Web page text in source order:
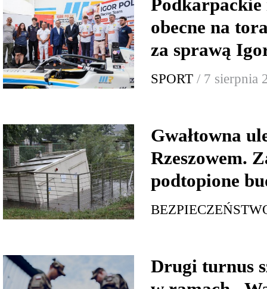
Podkarpackie
obecne na
za sprawą
SPORT / 7 sierpnia
Gwałtowna
Rzeszowem.
podtopione
Drugi turnus